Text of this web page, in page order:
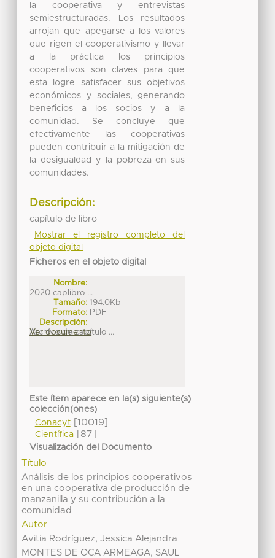
la cooperativa y entrevistas
semiestructuradas. Los resultados
arrojan que apegarse a los valores
que rigen el cooperativismo y llevar
a la práctica los principios
cooperativos son claves para que
esta logre satisfacer sus objetivos
económicos y sociales, generando
beneficios a los socios y a la
comunidad. Se concluye que
efectivamente las cooperativas
pueden contribuir a la mitigación de
la desigualdad y la pobreza en sus
comunidades.
Descripción:
capítulo de libro
Mostrar el registro completo del
objeto digital
Ficheros en el objeto digital
Nombre:
2020 caplibro ...
Tamaño: 194.0Kb
Formato: PDF
Descripción:
Archivo de capítulo ...
Ver documento
Este ítem aparece en la(s) siguiente(s)
colección(ones)
Conacyt[10019]
Científica[87]
Visualización del Documento
Título
Análisis de los principios cooperativos
en una cooperativa de producción de
manzanilla y su contribución a la
comunidad
Autor
Avitia Rodríguez, Jessica Alejandra
MONTES DE OCA ARMEAGA, SAUL